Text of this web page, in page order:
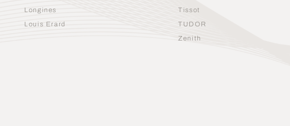
Longines
Louis Erard
Tissot
TUDOR
Zenith